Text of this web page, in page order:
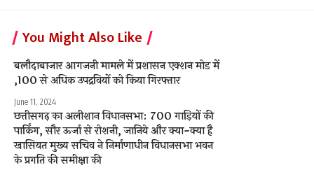
You Might Also Like
बलौदाबाजार आगजनी मामले में प्रशासन एक्शन मोड में
,100 से अधिक उपद्रवियों को किया गिरफ्तार
June 11, 2024
छत्तीसगढ़ का अलीशान विधानसभा: 700 गाड़ियों की
पार्किंग, सौर ऊर्जा से रोशनी, जानिये और क्या-क्या है
खासियत मुख्य सचिव ने निर्माणाधीन विधानसभा भवन
के प्रगति की समीक्षा की